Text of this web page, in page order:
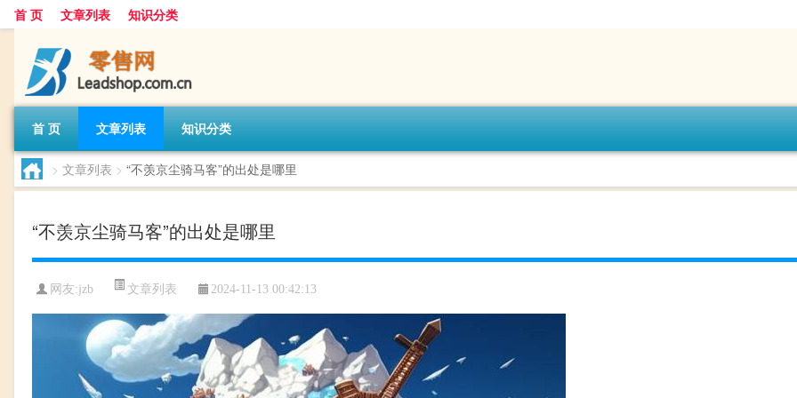
首 页 文章列表 知识分类
首 页 文章列表 知识分类
> 文章列表 > “不羡京尘骑马客”的出处是哪里
“不羡京尘骑马客”的出处是哪里
网友:jzb 文章列表 2024-11-13 00:42:13